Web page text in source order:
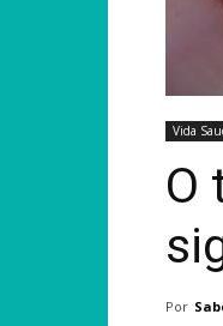
Vida
O
Por